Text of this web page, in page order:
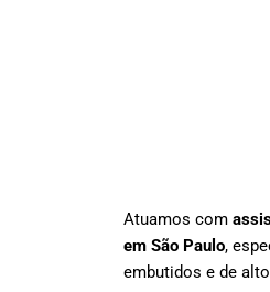
Atuamos com
em São Paulo,
embutidos e de